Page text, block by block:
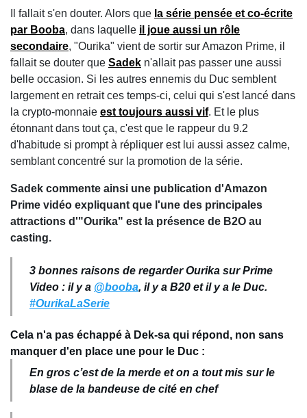
Il fallait s'en douter. Alors que la série pensée et co-écrite
par Booba, dans laquelle il joue aussi un rôle
secondaire, "Ourika" vient de sortir sur Amazon Prime, il
fallait se douter que Sadek n'allait pas passer une aussi
belle occasion. Si les autres ennemis du Duc semblent
largement en retrait ces temps-ci, celui qui s'est lancé dans
la crypto-monnaie est toujours aussi vif. Et le plus
étonnant dans tout ça, c'est que le rappeur du 9.2
d'habitude si prompt à répliquer est lui aussi assez calme,
semblant concentré sur la promotion de la série.
Sadek commente ainsi une publication d'Amazon
Prime vidéo expliquant que l'une des principales
attractions d'"Ourika" est la présence de B2O au
casting.
3 bonnes raisons de regarder Ourika sur Prime
Video : il y a @booba, il y a B20 et il y a le Duc.
#OurikaLaSerie
Cela n'a pas échappé à Dek-sa qui répond, non sans
manquer d'en place une pour le Duc :
En gros c’est de la merde et on a tout mis sur le
blase de la bandeuse de cité en chef